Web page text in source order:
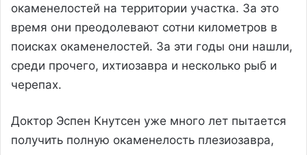
окаменелостей на территории участка. За это
время они преодолевают сотни километров в
поисках окаменелостей. За эти годы они нашли,
среди прочего, ихтиозавра и несколько рыб и
черепах.
Доктор Эспен Кнутсен уже много лет пытается
получить полную окаменелость плезиозавра,